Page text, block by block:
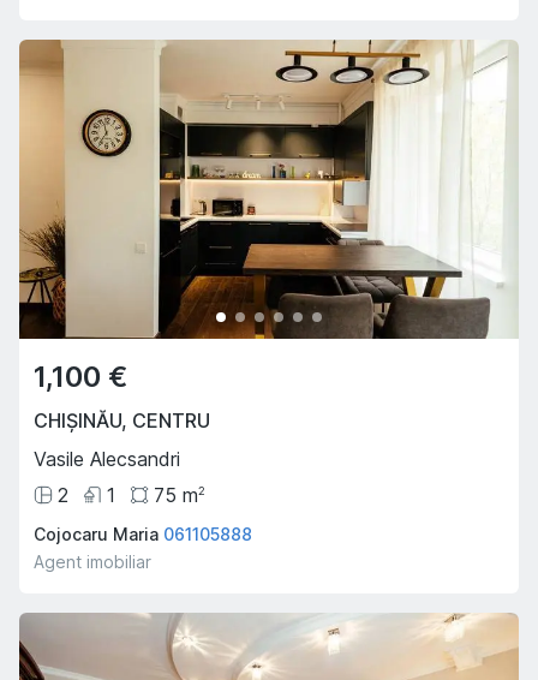
1,100 €
CHIȘINĂU, CENTRU
Vasile Alecsandri
2
1 75 m2
Cojocaru Maria 061105888
Agent imobiliar